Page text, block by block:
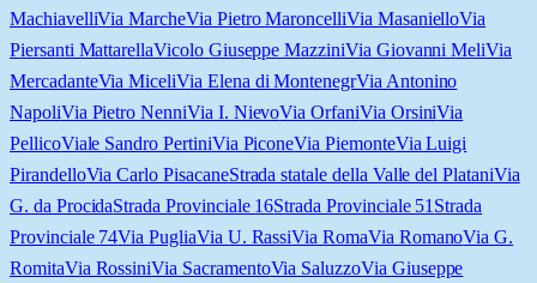
MachiavelliVia MarcheVia Pietro MaroncelliVia MasanielloVia
Piersanti MattarellaVicolo Giuseppe MazziniVia Giovanni MeliVia
MercadanteVia MiceliVia Elena di MontenegrVia Antonino
NapoliVia Pietro NenniVia I. NievoVia OrfaniVia OrsiniVia
PellicoViale Sandro PertiniVia PiconeVia PiemonteVia Luigi
PirandelloVia Carlo PisacaneStrada statale della Valle del PlataniVia
G. da ProcidaStrada Provinciale 16Strada Provinciale 51 Strada
Provinciale 74Via PugliaVia U. RassiVia RomaVia RomanoVia G.
RomitaVia RossiniVia SacramentoVia SaluzzoVia Giuseppe